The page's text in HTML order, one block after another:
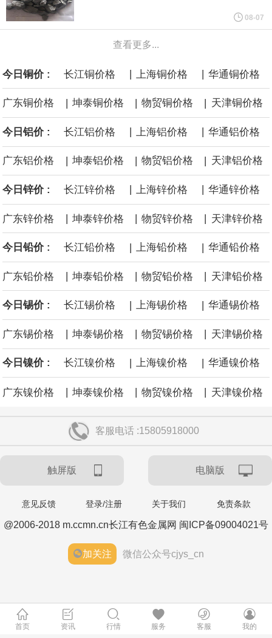
到采购的总费用可能高达2750亿美元，为美国有史以来最昂贵的水
面战舰项目之一。 根据CBO的初步估算，首舰造价约234亿美元，
后续14艘平均每艘约180亿美元。
黄金价格有望录得自今年1月以来最大单周涨幅。油价走弱为金价提
供支撑，同时投资者正等待美国非农就业数据，以寻找美国利率前
景的线索。StoneX高级分析师马特·辛普森表示，中东和平前景改善
令市场通胀预期下降，推动黄金价格从此前持续数周、位于4000美
元上方的盘整区间中进一步上涨。
必和必拓港口联合工会：必和必拓西澳大利亚铁矿石业务的工人已
通知，将于8月9日实施24小时停工。
08-07
查看更多...
今日铜价 : 长江铜价格 | 上海铜价格 | 华通铜价格
广东铜价格 | 坤泰铜价格 | 物贸铜价格 | 天津铜价格
今日铝价 : 长江铝价格 上海铝价格 华通铝价格
广东铝价格 | 坤泰铝价格 | 物贸铝价格 | 天津铝价格
今日锌价 : 长江锌价格 上海锌价格 华通锌价格
广东锌价格 | 坤泰锌价格 | 物贸锌价格 | 天津锌价格
今日铅价 : 长江铅价格 | 上海铅价格 | 华通铅价格
广东铅价格 坤泰铅价格 物贸铅价格 天津铅价格
今日锡价 : 长江锡价格 | 上海锡价格 | 华通锡价格
广东锡价格 坤泰锡价格 物贸锡价格 天津锡价格
今日镍价 : 长江镍价格 | 上海镍价格 | 华通镍价格
广东镍价格 | 坤泰镍价格 | 物贸镍价格 | 天津镍价格
客服电话 :15805918000
触屏版 电脑版
意见反馈 登录/注册 关于我们 免责条款
@2006-2018 m.ccmn.cn长江有色金属网 闽ICP备09004021号
加关注 微信公众号cjys_cn
首页 资讯 行情 服务 客服 我的